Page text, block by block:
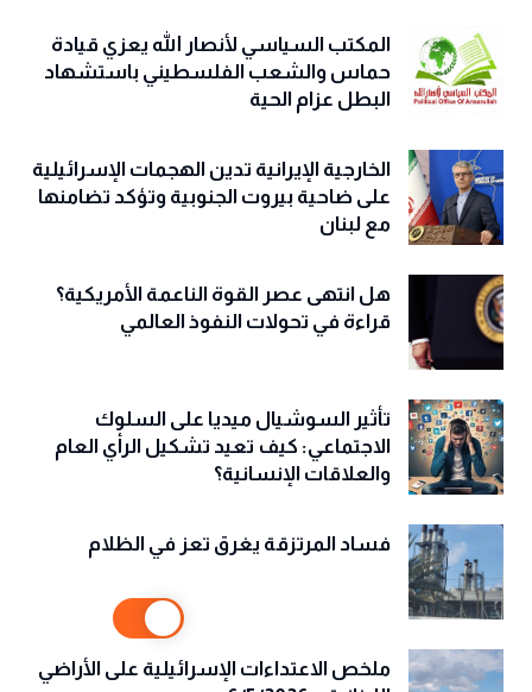
المكتب السياسي لأنصار الله يعزي قيادة
حماس والشعب الفلسطيني باستشهاد
البطل عزام الحية
الخارجية الإيرانية تدين الهجمات الإسرائيلية
على ضاحية بيروت الجنوبية وتؤكد تضامنها
مع لبنان
هل انتهى عصر القوة الناعمة الأمريكية؟
قراءة في تحولات النفوذ العالمي
تأثير السوشيال ميديا على السلوك
الاجتماعي: كيف تعيد تشكيل الرأي العام
والعلاقات الإنسانية؟
فساد المرتزقة يغرق تعز في الظلام
ملخص الاعتداءات الإسرائيلية على الأراضي